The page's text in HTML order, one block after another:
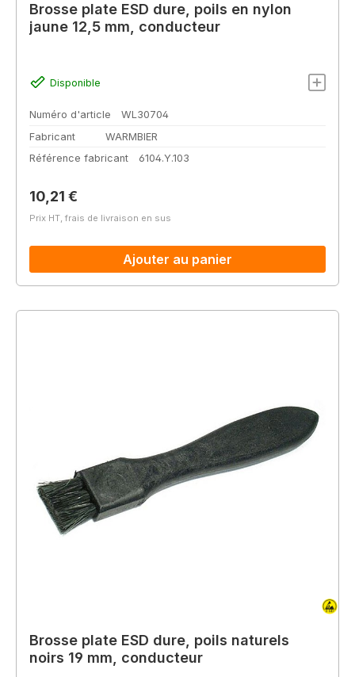
Brosse plate ESD dure, poils en nylon
jaune 12,5 mm, conducteur
Disponible
Numéro d'article
WL30704
Fabricant
WARMBIER
Référence fabricant
6104.Y.103
Prix régulier :
10,21 €
Prix HT, frais de livraison en sus
Ajouter au panier
Brosse plate ESD dure, poils naturels
noirs 19 mm, conducteur